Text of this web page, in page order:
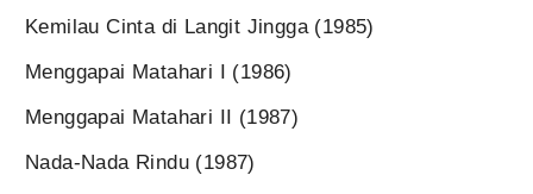
Kemilau Cinta di Langit Jingga (1985)
Menggapai Matahari I (1986)
Menggapai Matahari II (1987)
Nada-Nada Rindu (1987)